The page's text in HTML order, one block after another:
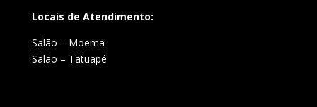
Locais de Atendimento:
Salão – Moema
Salão – Tatuapé